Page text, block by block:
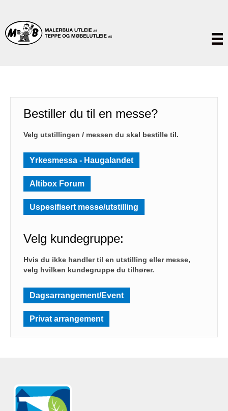
Bestiller du til en messe?
Velg utstillingen / messen du skal bestille til.
Yrkesmessa - Haugalandet
Altibox Forum
Uspesifisert messe/utstilling
Velg kundegruppe:
Hvis du ikke handler til en utstilling eller messe,
velg hvilken kundegruppe du tilhører.
Dagsarrangement/Event
Privat arrangement